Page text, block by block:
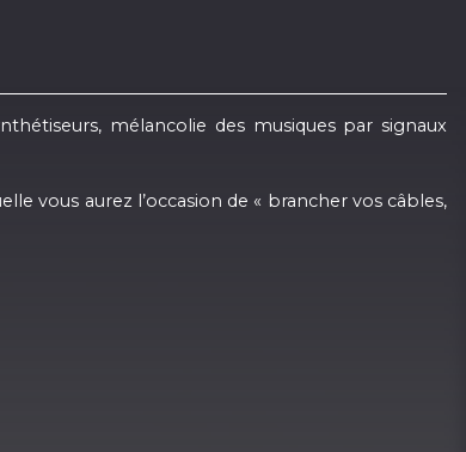
mélancolie des musiques par signaux
vous aurez l’occasion de « brancher vos câbles,